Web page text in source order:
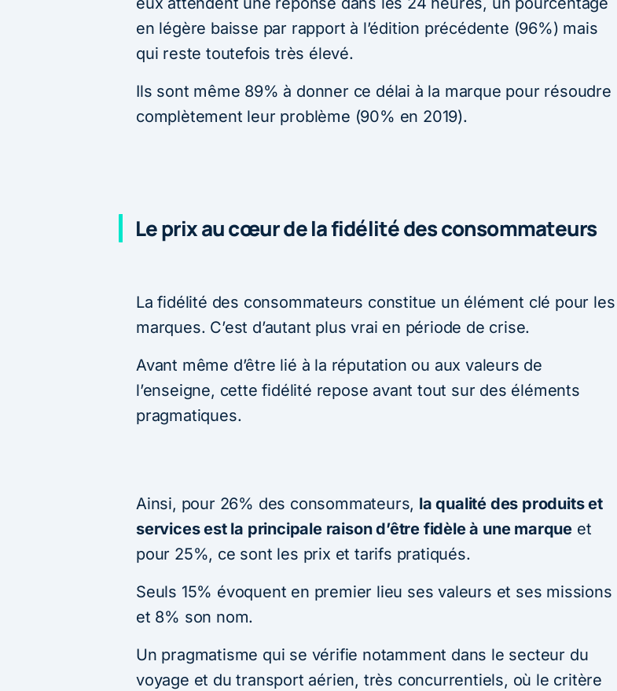
en légère baisse par rapport à l’édition précédente (96%) mais
qui reste toutefois très élevé.
Ils sont même 89% à donner ce délai à la marque pour résoudre
complètement leur problème (90% en 2019).
Le prix au cœur de la fidélité des consommateurs
La fidélité des consommateurs constitue un élément clé pour les
marques. C’est d’autant plus vrai en période de crise.
Avant même d’être lié à la réputation ou aux valeurs de
l’enseigne, cette fidélité repose avant tout sur des éléments
pragmatiques.
Ainsi, pour 26% des consommateurs, la qualité des produits et
services est la principale raison d’être fidèle à une marque et
pour 25%, ce sont les prix et tarifs pratiqués.
Seuls 15% évoquent en premier lieu ses valeurs et ses missions
et 8% son nom.
Un pragmatisme qui se vérifie notamment dans le secteur du
voyage et du transport aérien, très concurrentiels, où le critère